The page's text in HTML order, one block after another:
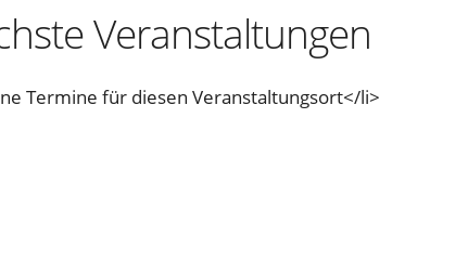
Veranstaltungen
Termine für diesen Veranstaltungsort</li>